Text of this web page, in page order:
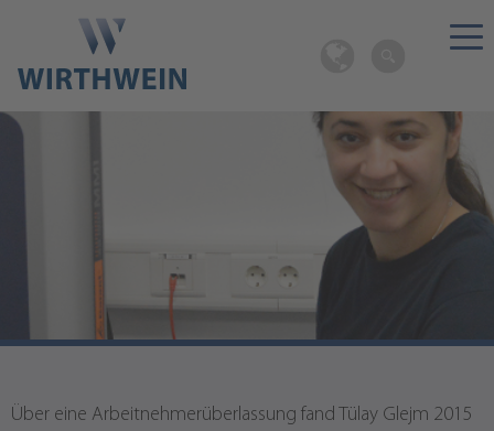
Qualitätsprüferin Tülay Glejm im
Interview
Über eine Arbeitnehmerüberlassung fand Tülay Glejm 2015